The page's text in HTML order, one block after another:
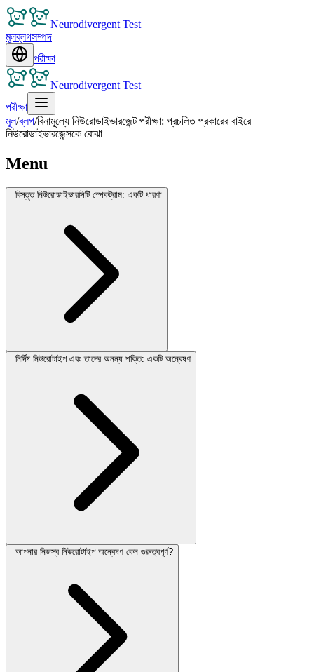
Neurodivergent Test
মূলব্লগসম্পদ
পরীক্ষা
Neurodivergent Test
পরীক্ষা
মূল/ব্লগ/বিনামূল্যে নিউরোডাইভারজেন্ট পরীক্ষা: প্রচলিত প্রকারের বাইরে
নিউরোডাইভারজেন্সকে বোঝা
Menu
বিস্তৃত নিউরোডাইভারসিটি স্পেকট্রাম: একটি ধারণা
নির্দিষ্ট নিউরোটাইপ এবং তাদের অনন্য শক্তি: একটি অন্বেষণ
আপনার নিজস্ব নিউরোটাইপ অন্বেষণ কেন গুরুত্বপূর্ণ?